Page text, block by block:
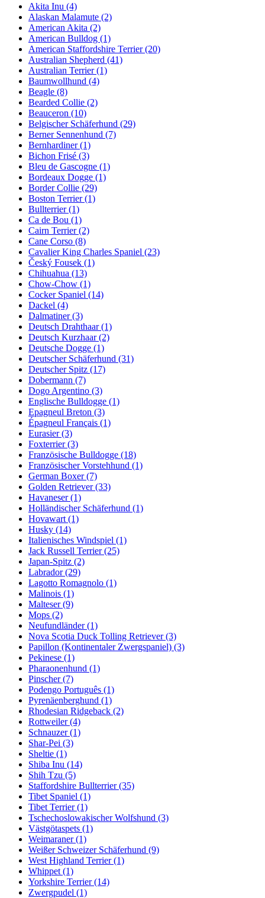
Akita Inu (4)
Alaskan Malamute (2)
American Akita (2)
American Bulldog (1)
American Staffordshire Terrier(20)
Australian Shepherd (41)
Australian Terrier(1)
Baumwollhund (4)
Beagle (8)
Bearded Collie (2)
Beauceron (10)
Belgischer Schäferhund (29)
Berner Sennenhund (7)
Bernhardiner(1)
Bichon Frisé (3)
Bleu de Gascogne (1)
Bordeaux Dogge (1)
Border Collie (29)
Boston Terrier(1)
Bullterrier(1)
Ca de Bou (1)
Cairn Terrier(2)
Cane Corso (8)
Cavalier King Charles Spaniel (23)
Český Fousek (1)
Chihuahua (13)
Chow-Chow (1)
Cocker Spaniel (14)
Dackel (4)
Dalmatiner(3)
Deutsch Drahthaar(1)
Deutsch Kurzhaar(2)
Deutsche Dogge (1)
Deutscher Schäferhund (31)
Deutscher Spitz (17)
Dobermann (7)
Dogo Argentino (3)
Englische Bulldogge (1)
Epagneul Breton (3)
Épagneul Français (1)
Eurasier(3)
Foxterrier(3)
Französische Bulldogge (18)
Französischer Vorstehhund (1)
German Boxer(7)
Golden Retriever(33)
Havaneser(1)
Holländischer Schäferhund (1)
Hovawart (1)
Husky (14)
Italienisches Windspiel (1)
Jack Russell Terrier(25)
Japan-Spitz (2)
Labrador(29)
Lagotto Romagnolo (1)
Malinois (1)
Malteser(9)
Mops (2)
Neufundländer(1)
Nova Scotia Duck Tolling Retriever(3)
Papillon (Kontinentaler Zwergspaniel) (3)
Pekinese (1)
Pharaonenhund (1)
Pinscher(7)
Podengo Português (1)
Pyrenäenberghund (1)
Rhodesian Ridgeback (2)
Rottweiler(4)
Schnauzer(1)
Shar-Pei (3)
Sheltie (1)
Shiba Inu (14)
Shih Tzu (5)
Staffordshire Bullterrier(35)
Tibet Spaniel (1)
Tibet Terrier(1)
Tschechoslowakischer Wolfshund (3)
Västgötaspets (1)
Weimaraner(1)
Weißer Schweizer Schäferhund (9)
West Highland Terrier(1)
Whippet (1)
Yorkshire Terrier(14)
Zwergpudel (1)